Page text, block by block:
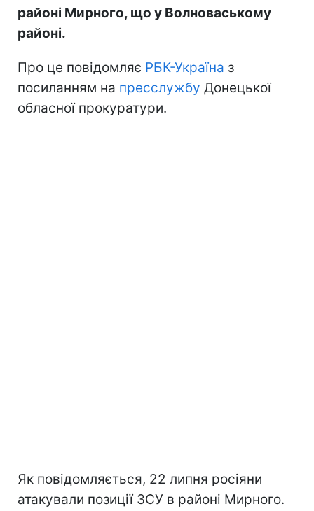
районі Мирного, що у Волноваському
районі.
Про це повідомляє РБК-Україна з
посиланням на пресслужбу Донецької
обласної прокуратури.
Як повідомляється, 22 липня росіяни
атакували позиції ЗСУ в районі Мирного.